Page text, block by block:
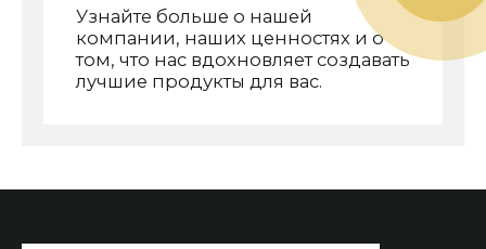
Узнайте больше о нашей
компании, наших ценностях и о
том, что нас вдохновляет создавать
лучшие продукты для вас.